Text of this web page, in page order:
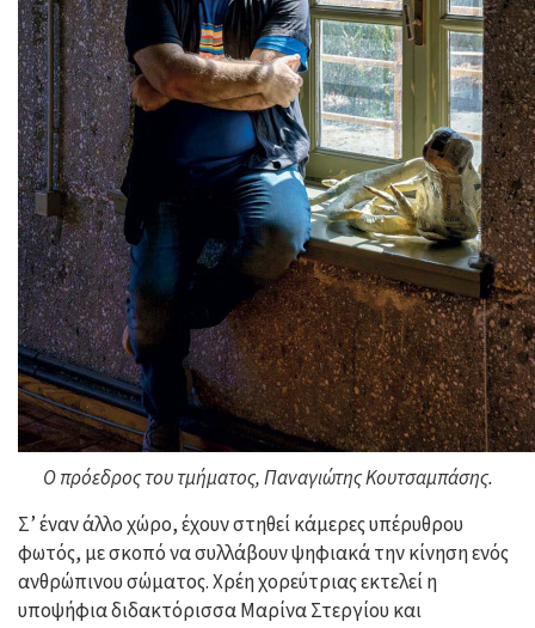
Ο πρόεδρος του τμήματος, Παναγιώτης Κουτσαμπάσης.
Σ’ έναν άλλο χώρο, έχουν στηθεί κάμερες υπέρυθρου
φωτός, με σκοπό να συλλάβουν ψηφιακά την κίνηση ενός
ανθρώπινου σώματος. Χρέη χορεύτριας εκτελεί η
υποψήφια διδακτόρισσα Μαρίνα Στεργίου και